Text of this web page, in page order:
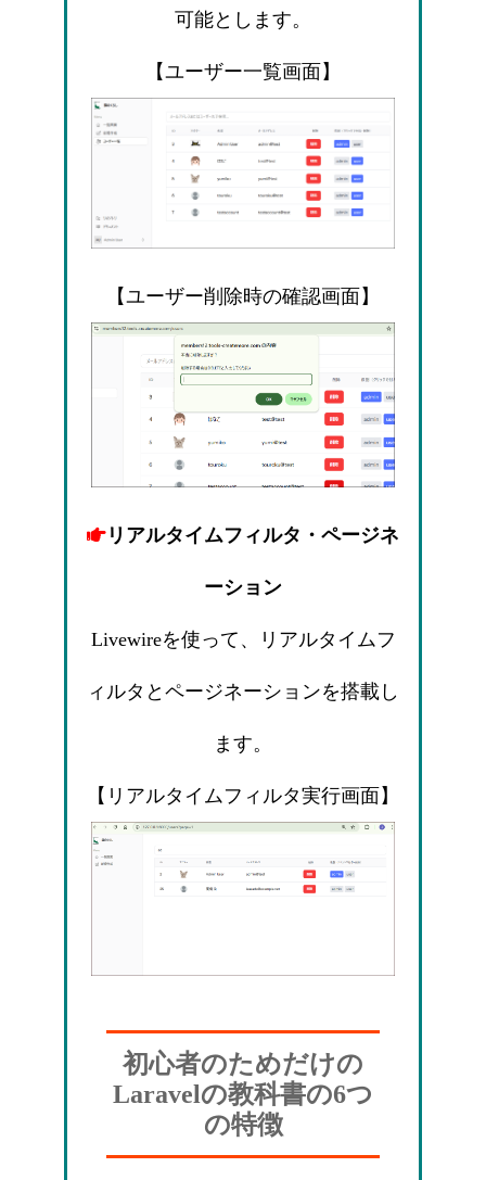
可能とします。
【ユーザー一覧画面】
【ユーザー削除時の確認画面】
リアルタイムフィルタ・ページネ
ーション
Livewireを使って、リアルタイムフ
ィルタとページネーションを搭載し
ます。
【リアルタイムフィルタ実行画面】
初心者のためだけの
Laravelの教科書の6つ
の特徴